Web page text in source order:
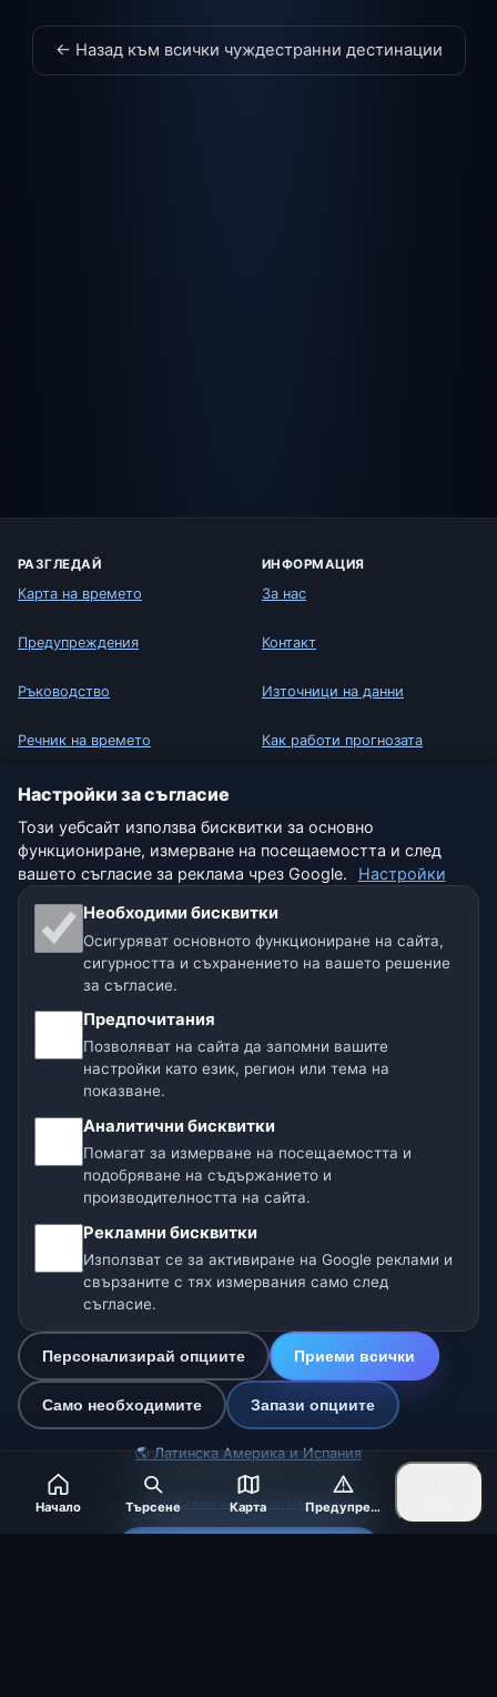
← Назад към всички чуждестранни дестинации
РАЗГЛЕДАЙ
Карта на времето
Предупреждения
Ръководство
Речник на времето
Сравнение на градове
Метео уиджет
ИНФОРМАЦИЯ
За нас
Контакт
Източници на данни
Как работи прогнозата
Как да подадете грешка в
локация
ПРАВНА ИНФОРМАЦИЯ
Защита на поверителността
Бисквитки
Условия за ползване
Отказ от отговорност
Помагаме на животните
Карта на сайта
Настройки
🇨🇿 Чехия 🇭🇷 Хърватия 🇧🇬 България
🇩🇪🇦🇹🇨🇭 Германия / Австрия / Швейцария
🌎 Латинска Америка и Испания
🇮🇳 Южна и Югоизточна Азия
Начало Търсене Карта Предупреждения
Настройки за съгласие
Този уебсайт използва бисквитки за основно
функциониране, измерване на посещаемостта и след
вашето съгласие за реклама чрез Google.
Настройки
Необходими бисквитки
Осигуряват основното функциониране на сайта,
сигурността и съхранението на вашето решение
за съгласие.
Предпочитания
Позволяват на сайта да запомни вашите
настройки като език, регион или тема на
показване.
Аналитични бисквитки
Помагат за измерване на посещаемостта и
подобряване на съдържанието и
производителността на сайта.
Рекламни бисквитки
Използват се за активиране на Google реклами и
свързаните с тях измервания само след
съгласие.
Персонализирай опциите Приеми всички
Само необходимите Запази опциите